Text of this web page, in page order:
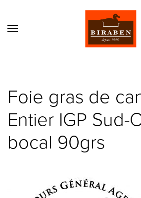
Contact
Foie gras de
Entier IGP Sud-
bocal 90grs